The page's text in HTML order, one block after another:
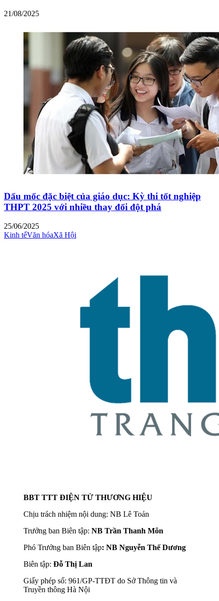
21/08/2025
Dấu mốc đặc biệt của giáo dục: Kỳ thi tốt nghiệp
THPT 2025 với nhiều thay đổi đột phá
25/06/2025
Kinh tếVăn hóaXã Hội
BBT TTT ĐIỆN TỬ THƯƠNG HIỆU
Chịu trách nhiệm nội dung: NB Lê Toản
Trưởng ban Biên tập: NB Trần Thanh Môn
Phó Trưởng ban Biên tập: NB Nguyễn Thế Dương
Biên tập: Đỗ Thị Lan
Giấy phép số: 961/GP-TTĐT do Sở Thông tin và
Truyền thông Hà Nội